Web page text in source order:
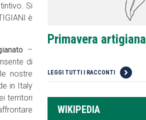
Si
è
–
di
nostre
in Italy
territori
Primavera artigiana
LEGGI TUTTI I RACCONTI
WIKIPEDIA